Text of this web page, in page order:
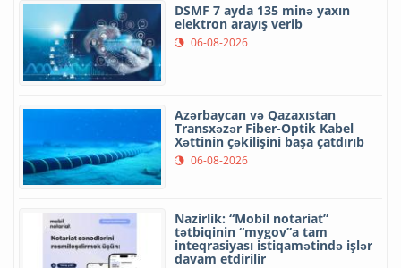
DSMF 7 ayda 135 minə yaxın
elektron arayış verib
06-08-2026
Azərbaycan və Qazaxıstan
Transxəzər Fiber-Optik Kabel
Xəttinin çəkilişini başa çatdırıb
06-08-2026
Nazirlik: “Mobil notariat”
tətbiqinin “mygov”a tam
inteqrasiyası istiqamətində işlər
davam etdirilir